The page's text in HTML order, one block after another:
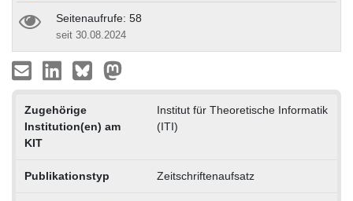
Seitenaufrufe: 58
seit 30.08.2024
Zugehörige
Institution(en) am
KIT
Institut für Theoretische Informatik
(ITI)
Publikationstyp Zeitschriftenaufsatz